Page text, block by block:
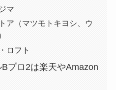
マ
ア（マツモトキヨシ、ウ
ロフト
プロ2は楽天やAmazon